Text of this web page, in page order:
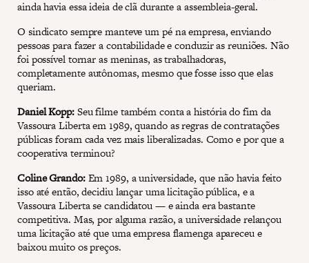
ainda havia essa ideia de clã durante a assembleia-geral.
O sindicato sempre manteve um pé na empresa, enviando
pessoas para fazer a contabilidade e conduzir as reuniões. Não
foi possível tornar as meninas, as trabalhadoras,
completamente autônomas, mesmo que fosse isso que elas
queriam.
Daniel Kopp:Seu filme também conta a história do fim da
Vassoura Liberta em 1989, quando as regras de contratações
públicas foram cada vez mais liberalizadas. Como e por que a
cooperativa terminou?
Coline Grando:Em 1989, a universidade, que não havia feito
isso até então, decidiu lançar uma licitação pública, e a
Vassoura Liberta se candidatou — e ainda era bastante
competitiva. Mas, por alguma razão, a universidade relançou
uma licitação até que uma empresa flamenga apareceu e
baixou muito os preços.